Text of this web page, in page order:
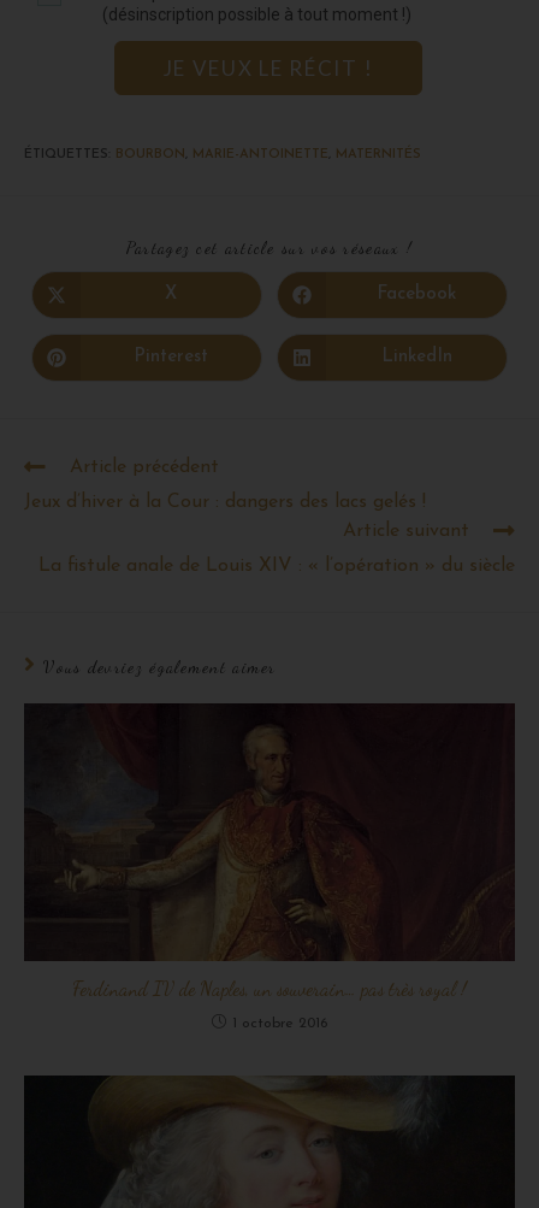
(désinscription possible à tout moment !)
JE VEUX LE RÉCIT !
ÉTIQUETTES BOURBON MARIE-ANTOINETTE MATERNITÉS
Partagez cet article sur vos réseaux !
X Facebook
Pinterest LinkedIn
Article précédent
Jeux d’hiver à la Cour : dangers des lacs gelés !
Article suivant
La fistule anale de Louis XIV : « l’opération » du siècle
Vous devriez également aimer
Ferdinand IV de Naples, un souverain… pas très royal !
1 octobre 2016